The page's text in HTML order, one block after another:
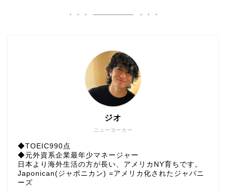
ニューヨーカー
ジオ
◆TOEIC990点
◆元外資系企業最年少マネージャー
日本より海外生活の方が長い、アメリカNY育ちです。
Japonican(ジャポニカン) =アメリカ化されたジャパニ
ーズ